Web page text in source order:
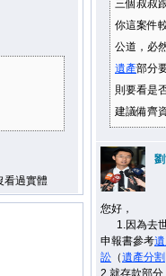
看過實體
三個叔叔
你這案件
公道，必
遺產部分
則要看是
建議備齊
您好，
1.因為去世
申報書參考
訟 （遺產分割
2.就存款部